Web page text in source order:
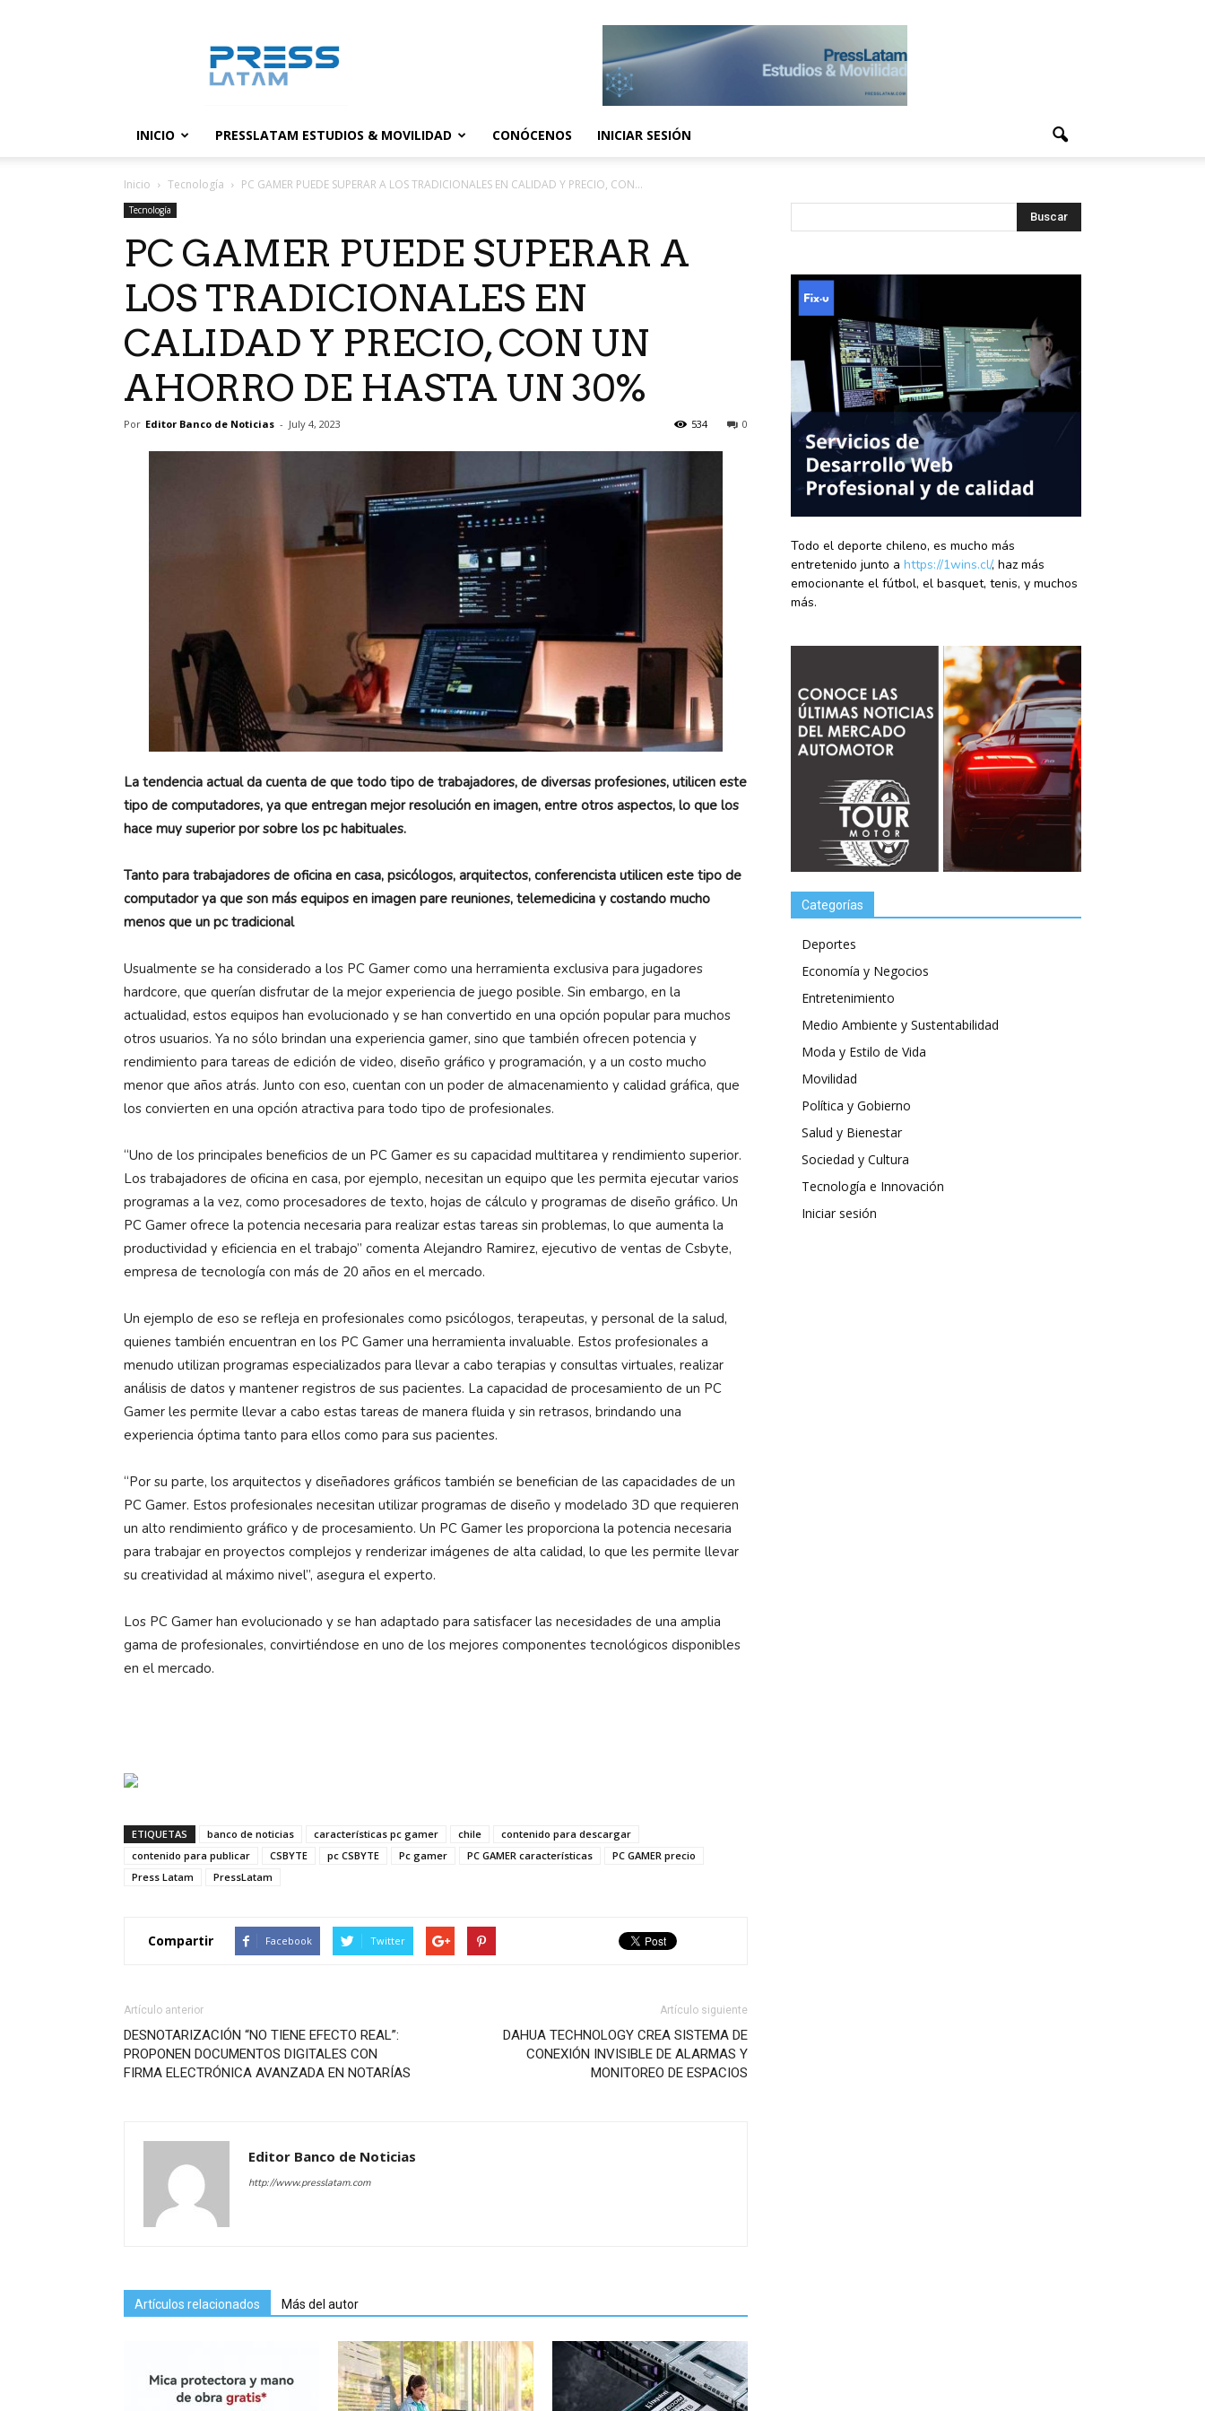
noticias
INICIO PRESSLATAM ESTUDIOS & MOVILIDAD CONÓCENOS INICIAR SESIÓN
Inicio Tecnología PC GAMER PUEDE SUPERAR A LOS TRADICIONALES EN CALIDAD Y PRECIO, CON...
Tecnología
PC GAMER PUEDE SUPERAR A
LOS TRADICIONALES EN
CALIDAD Y PRECIO, CON UN
AHORRO DE HASTA UN 30%
Por Editor Banco de Noticias - July 4, 2023 0
534
La tendencia actual da cuenta de que todo tipo de trabajadores, de diversas profesiones, utilicen este
tipo de computadores, ya que entregan mejor resolución en imagen, entre otros aspectos, lo que los
hace muy superior por sobre los pc habituales.
Tanto para trabajadores de oficina en casa, psicólogos, arquitectos, conferencista utilicen este tipo de
computador ya que son más equipos en imagen pare reuniones, telemedicina y costando mucho
menos que un pc tradicional
Usualmente se ha considerado a los PC Gamer como una herramienta exclusiva para jugadores
hardcore, que querían disfrutar de la mejor experiencia de juego posible. Sin embargo, en la
actualidad, estos equipos han evolucionado y se han convertido en una opción popular para muchos
otros usuarios. Ya no sólo brindan una experiencia gamer, sino que también ofrecen potencia y
rendimiento para tareas de edición de video, diseño gráfico y programación, y a un costo mucho
menor que años atrás. Junto con eso, cuentan con un poder de almacenamiento y calidad gráfica, que
los convierten en una opción atractiva para todo tipo de profesionales.
“Uno de los principales beneficios de un PC Gamer es su capacidad multitarea y rendimiento superior.
Los trabajadores de oficina en casa, por ejemplo, necesitan un equipo que les permita ejecutar varios
programas a la vez, como procesadores de texto, hojas de cálculo y programas de diseño gráfico. Un
PC Gamer ofrece la potencia necesaria para realizar estas tareas sin problemas, lo que aumenta la
productividad y eficiencia en el trabajo” comenta Alejandro Ramirez, ejecutivo de ventas de Csbyte,
empresa de tecnología con más de 20 años en el mercado.
Un ejemplo de eso se refleja en profesionales como psicólogos, terapeutas, y personal de la salud,
quienes también encuentran en los PC Gamer una herramienta invaluable. Estos profesionales a
menudo utilizan programas especializados para llevar a cabo terapias y consultas virtuales, realizar
análisis de datos y mantener registros de sus pacientes. La capacidad de procesamiento de un PC
Gamer les permite llevar a cabo estas tareas de manera fluida y sin retrasos, brindando una
experiencia óptima tanto para ellos como para sus pacientes.
“Por su parte, los arquitectos y diseñadores gráficos también se benefician de las capacidades de un
PC Gamer. Estos profesionales necesitan utilizar programas de diseño y modelado 3D que requieren
un alto rendimiento gráfico y de procesamiento. Un PC Gamer les proporciona la potencia necesaria
para trabajar en proyectos complejos y renderizar imágenes de alta calidad, lo que les permite llevar
su creatividad al máximo nivel”, asegura el experto.
Los PC Gamer han evolucionado y se han adaptado para satisfacer las necesidades de una amplia
gama de profesionales, convirtiéndose en uno de los mejores componentes tecnológicos disponibles
en el mercado.
ETIQUETAS banco de noticias características pc gamer chile
contenido para descargar
contenido para publicar
CSBYTE pc CSBYTE Pc gamer PC GAMER características
PC GAMER precio
Press Latam
PressLatam
Compartir Facebook Twitter
Artículo anterior
DESNOTARIZACIÓN “NO TIENE EFECTO REAL”:
PROPONEN DOCUMENTOS DIGITALES CON
FIRMA ELECTRÓNICA AVANZADA EN NOTARÍAS
Artículo siguiente
DAHUA TECHNOLOGY CREA SISTEMA DE
CONEXIÓN INVISIBLE DE ALARMAS Y
MONITOREO DE ESPACIOS
Editor Banco de Noticias
http://www.presslatam.com
Artículos relacionados Más del autor
Todo el deporte chileno, es mucho más
entretenido junto a https://1wins.cl/, haz más
emocionante el fútbol, el basquet, tenis, y muchos
más.
Categorías
Deportes
Economía y Negocios
Entretenimiento
Medio Ambiente y Sustentabilidad
Moda y Estilo de Vida
Movilidad
Política y Gobierno
Salud y Bienestar
Sociedad y Cultura
Tecnología e Innovación
Iniciar sesión